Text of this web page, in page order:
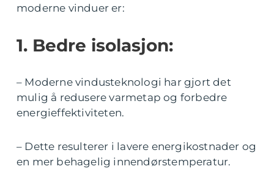
moderne vinduer er:
1. Bedre isolasjon:
– Moderne vindusteknologi har gjort det
mulig å redusere varmetap og forbedre
energieffektiviteten.
– Dette resulterer i lavere energikostnader og
en mer behagelig innendørstemperatur.